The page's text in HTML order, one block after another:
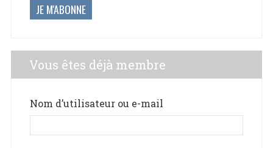
JE M'ABONNE
Vous êtes déjà membre
Nom d’utilisateur ou e-mail